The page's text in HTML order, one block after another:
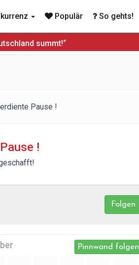
Populär So gehts!
summt!“
!
Folgen
Pinnwand folgen